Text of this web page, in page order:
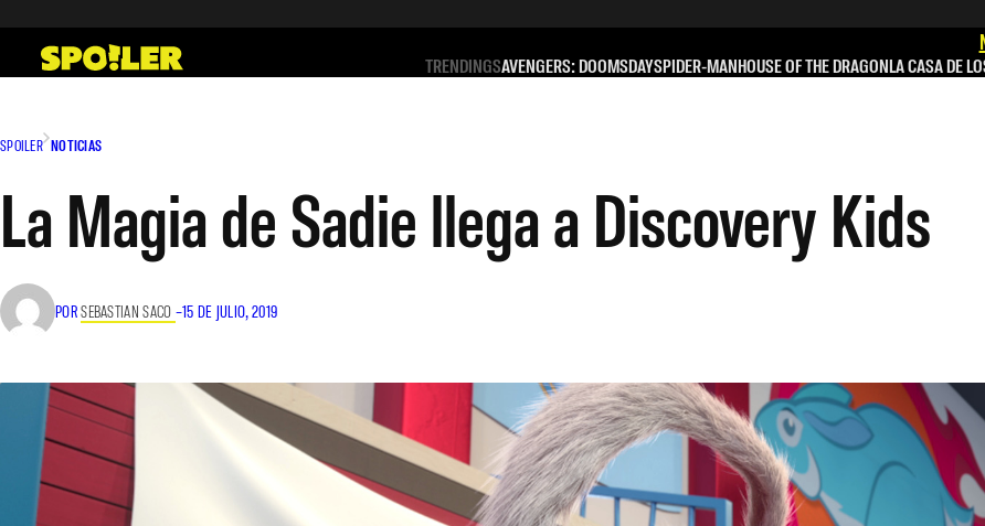
contenido
TRENDINGSAVENGERS: DOOMSDAYSPIDER-MANHOUSE OF THE DRAGONLA CASA DE
SPOILER NOTICIAS
La Magia de Sadie llega a Discovery Kids
PORSEBASTIAN SACO –15 DE JULIO, 2019